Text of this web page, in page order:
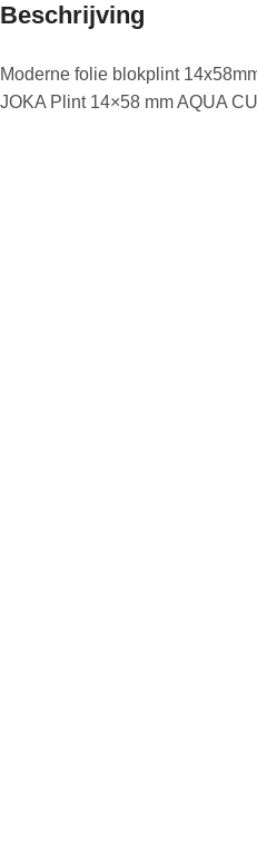
Beschrijving
Moderne folie blokplint
JOKA Plint 14×58 mm AQUA